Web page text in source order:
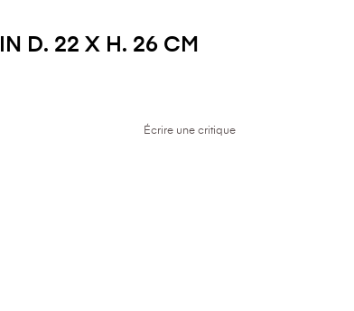
D. 22 X H. 26 CM
Écrire une critique